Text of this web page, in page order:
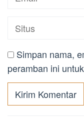
Simpan nama,
peramban ini